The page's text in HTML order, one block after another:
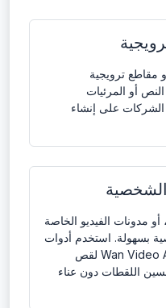
مقاطع ترويجية
أو المرئيات
الموجودة. يساعد Wan Video AI الشركات على إنشاء
أو مدونات الفيديو الخاصة
بسهولة. استخدم أدوات
مدعومة بالذكاء الاصطناعي في Wan Video AI لقص
اللقطات دون عناء